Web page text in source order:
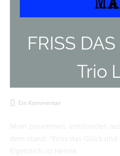
FRISS
Trio
Ein Kommentar